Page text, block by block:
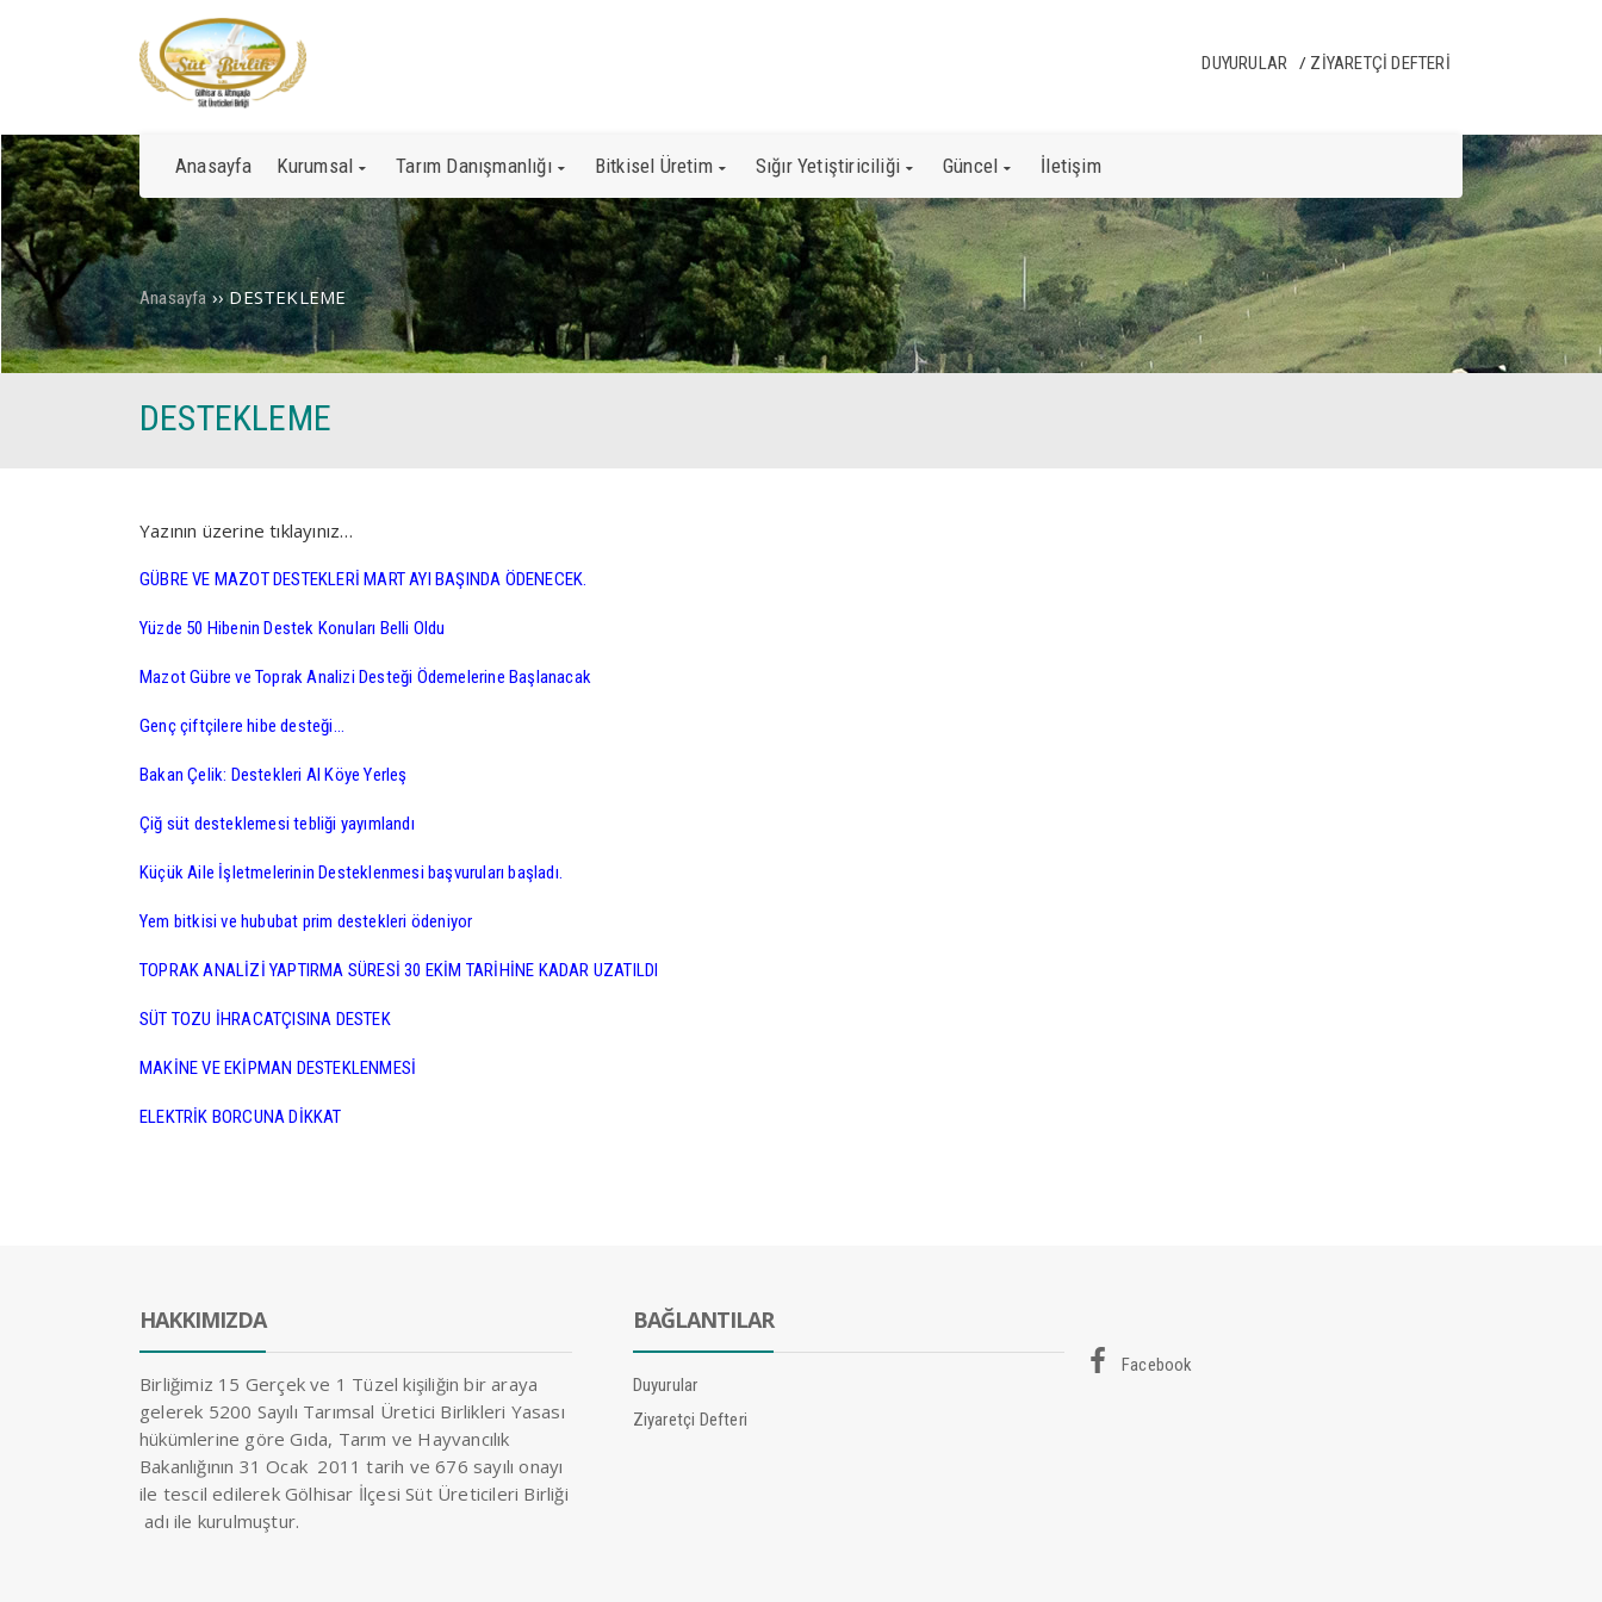
DUYURULAR ZIYARETÇI DEFTERI
Anasayfa Kurumsal Tarım Danışmanlığı Bitkisel Üretim Sığır Yetiştiriciliği Güncel İletişim
Anasayfa ››DESTEKLEME
DESTEKLEME
Yazının üzerine tıklayınız…
GÜBRE VE MAZOT DESTEKLERİ MART AYI BAŞINDA ÖDENECEK.
Yüzde 50 Hibenin Destek Konuları Belli Oldu
Mazot Gübre ve Toprak Analizi Desteği Ödemelerine Başlanacak
Genç çiftçilere hibe desteği…
Bakan Çelik: Destekleri Al Köye Yerleş
Çiğ süt desteklemesi tebliği yayımlandı
Küçük Aile İşletmelerinin Desteklenmesi başvuruları başladı.
Yem bitkisi ve hububat prim destekleri ödeniyor
TOPRAK ANALİZİ YAPTIRMA SÜRESİ 30 EKİM TARİHİNE KADAR UZATILDI
SÜT TOZU İHRACATÇISINA DESTEK
MAKİNE VE EKİPMAN DESTEKLENMESİ
ELEKTRİK BORCUNA DİKKAT
HAKKIMIZDA
Birliğimiz 15 Gerçek ve 1 Tüzel kişiliğin bir araya
gelerek 5200 Sayılı Tarımsal Üretici Birlikleri Yasası
hükümlerine göre Gıda, Tarım ve Hayvancılık
Bakanlığının 31 Ocak 2011 tarih ve 676 sayılı onayı
ile tescil edilerek Gölhisar İlçesi Süt Üreticileri Birliği
adı ile kurulmuştur.
BAĞLANTILAR
Duyurular
Ziyaretçi Defteri
Facebook